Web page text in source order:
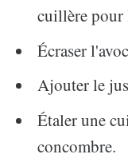
cuillère pour
Écraser
Ajouter le
Étaler une
concombre.